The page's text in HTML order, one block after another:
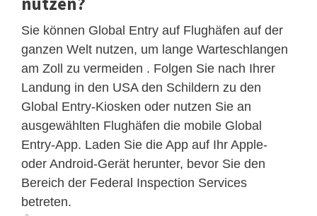
Sie können Global Entry auf Flughäfen auf der
ganzen Welt nutzen, um lange Warteschlangen
am Zoll zu vermeiden . Folgen Sie nach Ihrer
Landung in den USA den Schildern zu den
Global Entry-Kiosken oder nutzen Sie an
ausgewählten Flughäfen die mobile Global
Entry-App. Laden Sie die App auf Ihr Apple-
oder Android-Gerät herunter, bevor Sie den
Bereich der Federal Inspection Services
betreten.